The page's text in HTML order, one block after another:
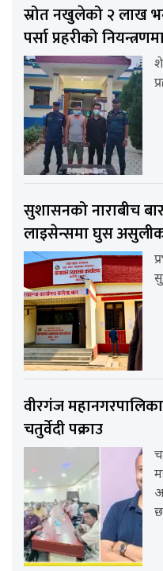
स्रोत नखुलेको २ लाख
पर्सा प्रहरीको
सुशासनको नाराबीच
लाइसेन्समा घुस
वीरगंज
चतुर्वेदी पक्राउ